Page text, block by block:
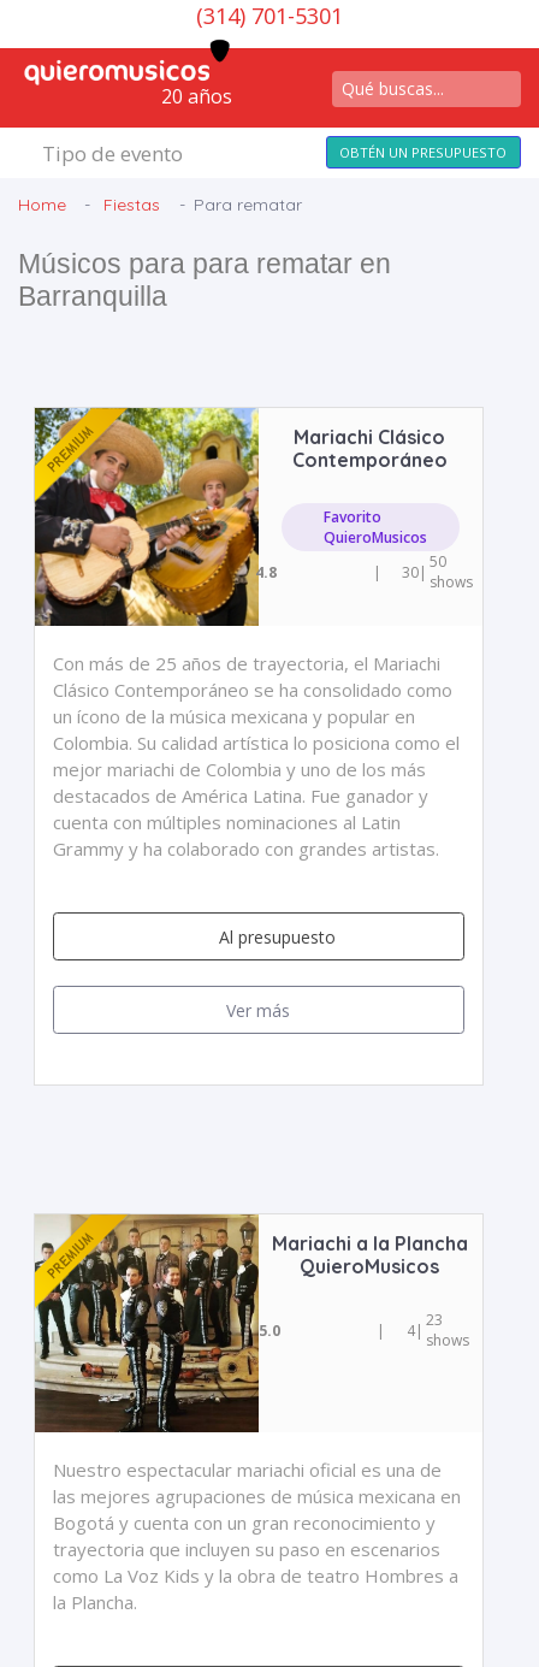
(314) 701-5301
20 años
Tipo de evento OBTÉN UN PRESUPUESTO
Home Fiestas Para rematar
Músicos para para rematar en
Barranquilla
Mariachi Clásico
Contemporáneo
Favorito
QuieroMusicos
4.8
| 30| 50
shows
Con más de 25 años de trayectoria, el Mariachi
Clásico Contemporáneo se ha consolidado como
un ícono de la música mexicana y popular en
Colombia. Su calidad artística lo posiciona como el
mejor mariachi de Colombia y uno de los más
destacados de América Latina. Fue ganador y
cuenta con múltiples nominaciones al Latin
Grammy y ha colaborado con grandes artistas.
Al presupuesto
Ver más
Mariachi a la Plancha
QuieroMusicos
5.0 | 4| 23
shows
Nuestro espectacular mariachi oficial es una de
las mejores agrupaciones de música mexicana en
Bogotá y cuenta con un gran reconocimiento y
trayectoria que incluyen su paso en escenarios
como La Voz Kids y la obra de teatro Hombres a
la Plancha.